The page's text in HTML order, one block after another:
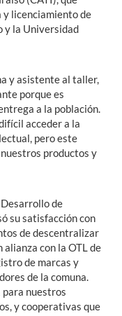
y licenciamiento de
y la Universidad
y asistente al taller,
porque es
a la población.
acceder a la
pero este
productos y
de
su satisfacción con
de descentralizar
con la OTL de
de marcas y
de la comuna.
para nuestros
y cooperativas que